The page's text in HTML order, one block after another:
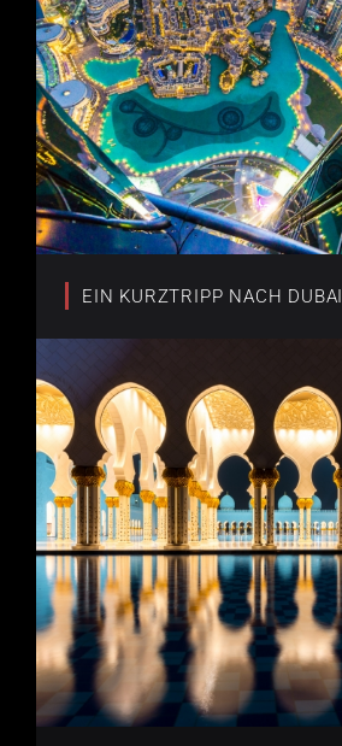
EIN KURZTRIPP NACH DUBAI